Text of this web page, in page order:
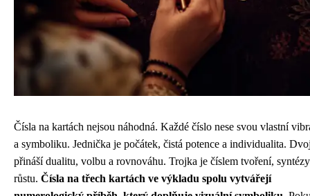
Čísla na kartách nejsou náhodná. Každé číslo nese svou vlastní
a symboliku. Jednička je počátek, čistá potence a individualita.
přináší dualitu, volbu a rovnováhu. Trojka je číslem tvoření,
růstu. Čísla na třech kartách ve výkladu spolu vytvářejí